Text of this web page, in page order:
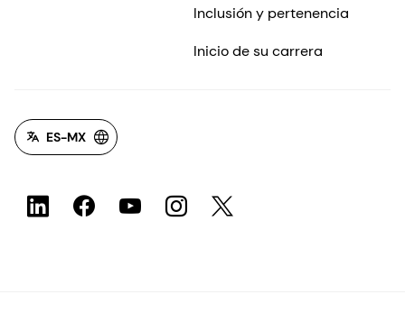
Inclusión y pertenencia
Inicio de su carrera
ES-MX